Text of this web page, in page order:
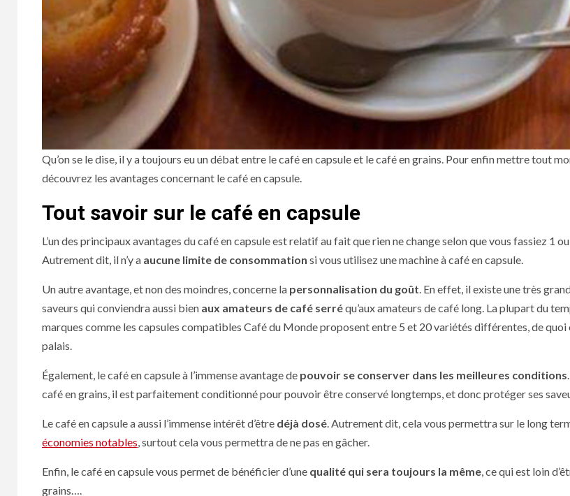
Qu’on se le dise, il y a toujours eu un débat entre le café en capsule et le café en grains. Pour enfin mettre tout
découvrez les avantages concernant le café en capsule.
Tout savoir sur le café en capsule
L’un des principaux avantages du café en capsule est relatif au fait que rien ne change selon que vous fassiez 1
Autrement dit, il n’y a aucune limite de consommation si vous utilisez une machine à café en capsule.
Un autre avantage, et non des moindres, concerne la personnalisation du goût. En effet, il existe une très
saveurs qui conviendra aussi bien aux amateurs de café serréqu’aux amateurs de café long. La plupart du
marques comme les capsules compatibles Café du Monde proposent entre 5 et 20 variétés différentes, de quoi
palais.
Également, le café en capsule à l’immense avantage de pouvoir se conserver dans les meilleures conditions
café en grains, il est parfaitement conditionné pour pouvoir être conservé longtemps, et donc protéger ses
Le café en capsule a aussi l’immense intérêt d’être déjà dosé. Autrement dit, cela vous permettra sur le long
économies notables, surtout cela vous permettra de ne pas en gâcher.
Enfin, le café en capsule vous permet de bénéficier d’une qualité qui sera toujours la même, ce qui est loin
grains….